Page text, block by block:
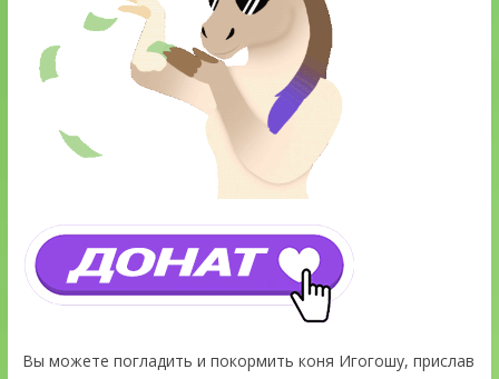
Вы можете погладить и покормить коня Игогошу, прислав